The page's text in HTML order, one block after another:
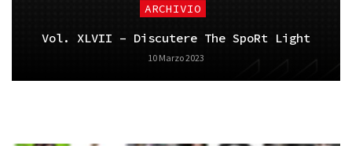
ARCHIVIO
Vol. XLVII – Discutere The SpoRt Light
10 Marzo 2023